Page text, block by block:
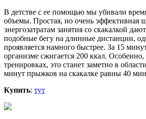
В детстве с ее помощью мы убивали
объемы. Простая, но очень эффективная
энергозатратам занятия со скакалкой
подобные бегу на длинные дистанции,
проявляется намного быстрее. За 15
организме сжигается 200 ккал.
тренировках, это станет заметно в
минут прыжков на скакалке равны 40
Купить: тут